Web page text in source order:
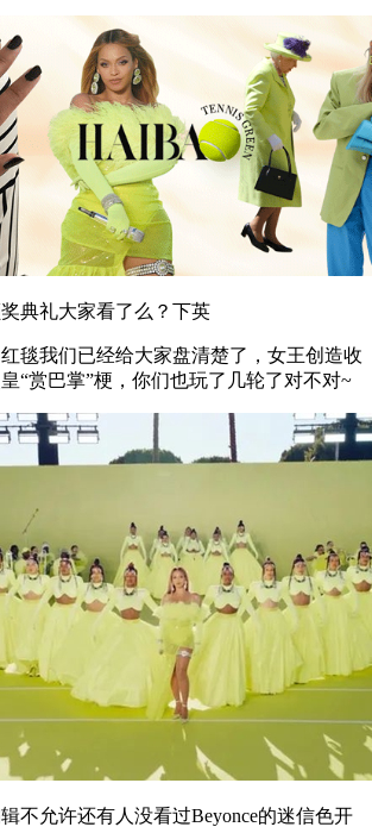
礼大家看了么？下英
我们已经给大家盘清楚了，女王创造收
“赏巴掌”梗，你们也玩了几轮了对不对~
允许还有人没看过Beyonce的迷信色开